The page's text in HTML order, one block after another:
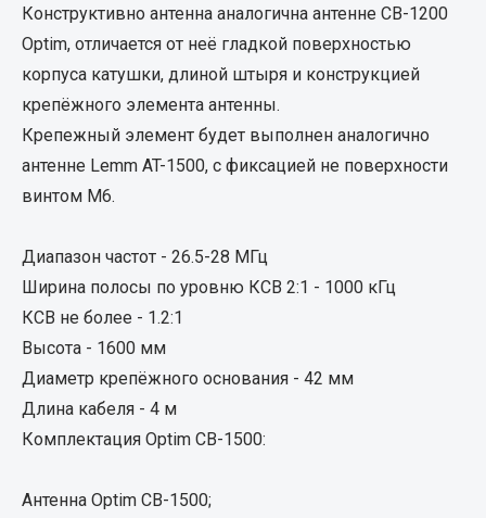
МЕТИЗЫ
Гайки
Показать ещё
Соединительные элементы
Конструктивно антенна аналогична антенне CB-1200
Optim, отличается от неё гладкой поверхностью
корпуса катушки, длиной штыря и конструкцией
крепёжного элемента антенны.
Крепежный элемент будет выполнен аналогично
антенне Lemm AT-1500, с фиксацией не поверхности
винтом М6.
Диапазон частот - 26.5-28 МГц
Ширина полосы по уровню КСВ 2:1 - 1000 кГц
КСВ не более - 1.2:1
Высота - 1600 мм
Диаметр крепёжного основания - 42 мм
Длина кабеля - 4 м
Комплектация Optim CB-1500:
Антенна Optim CB-1500;